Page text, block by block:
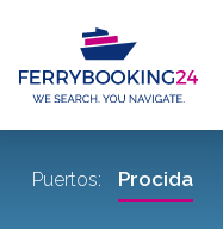
Puertos: Procida